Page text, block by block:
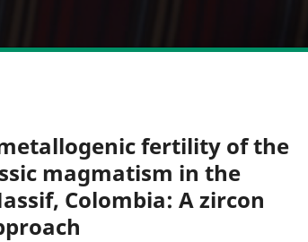
fertility of the
magmatism in the
Colombia: A zircon